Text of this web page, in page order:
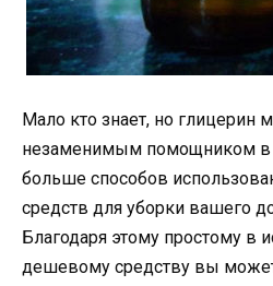
Мало кто знает, но глицерин
незаменимым помощником в
больше способов
средств для уборки вашего
Благодаря этому простому в
дешевому средству вы